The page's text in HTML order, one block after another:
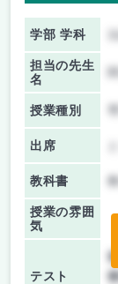
学部 学科
担当の先生
名
授業種別
出席
教科書
授業の雰囲
気
テスト